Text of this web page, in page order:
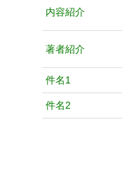
内容紹介
著者紹介
件名1
件名2